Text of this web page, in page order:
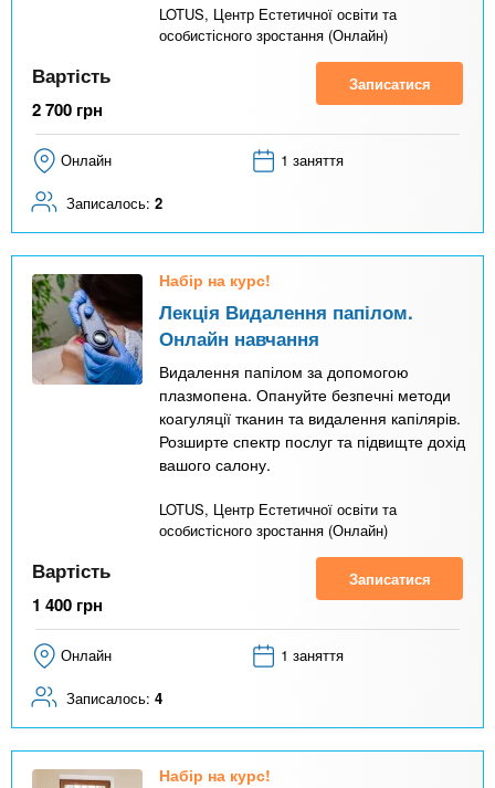
LOTUS, Центр Естетичної освіти та
особистісного зростання (Онлайн)
Вартість
2 700 грн
Записатися
Онлайн 1 заняття
Записалось: 2
Набір на курс!
Лекція Видалення папілом.
Онлайн навчання
Видалення папілом за допомогою
плазмопена. Опануйте безпечні методи
коагуляції тканин та видалення капілярів.
Розширте спектр послуг та підвищте дохід
вашого салону.
LOTUS, Центр Естетичної освіти та
особистісного зростання (Онлайн)
Вартість
1 400 грн
Записатися
Онлайн 1 заняття
Записалось: 4
Набір на курс!